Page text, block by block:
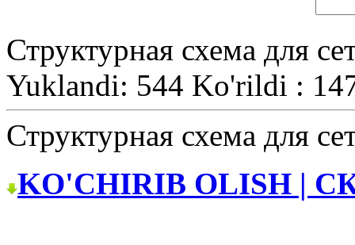
Структурная схема для
Yuklandi: 544 Ko'rildi :
Структурная схема для
KO'CHIRIB OLISH |